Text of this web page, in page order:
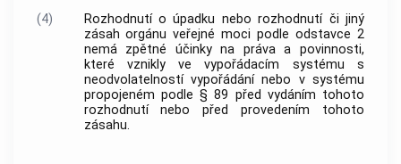
(4)
Rozhodnutí o úpadku nebo rozhodnutí či jiný
zásah orgánu veřejné moci podle odstavce 2
nemá zpětné účinky na práva a povinnosti,
které vznikly ve vypořádacím systému s
neodvolatelností vypořádání nebo v systému
propojeném podle § 89 před vydáním tohoto
rozhodnutí nebo před provedením tohoto
zásahu.